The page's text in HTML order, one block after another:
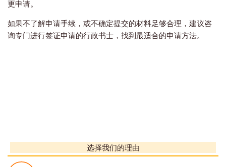
更申请。
如果不了解申请手续，或不确定提交的材料足够合理，建议咨
询专门进行签证申请的行政书士，找到最适合的申请方法。
选择我们的理由